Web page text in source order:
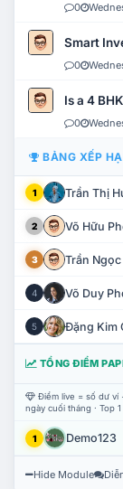
0
Smart
0
Is a 4
0
BẢNG XẾP
1 Trần Thị
2 Võ Hữu
3 Trần Ngọc
4 Võ Duy
5 Đặng Kim
TỔNG ĐIỂM
Điểm live = số dư ví
ngày cuối tháng · Top
1 Demo123
Hide Module